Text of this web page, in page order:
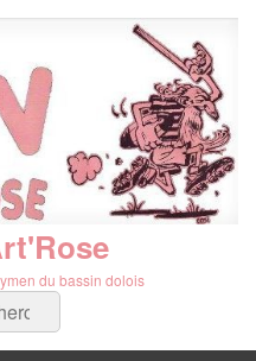
du bassin dolois
: